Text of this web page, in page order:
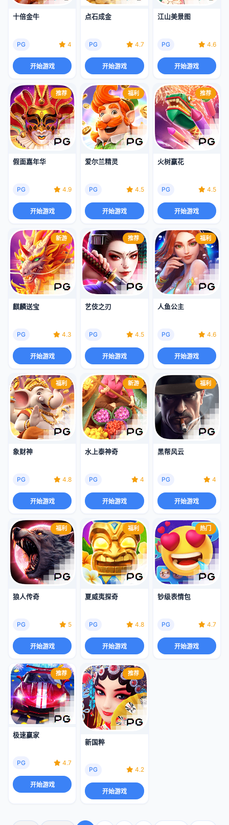
十倍金牛
PG 4
开始游戏
点石成金
PG 4.7
开始游戏
江山美景图
PG 4.6
开始游戏
推荐
假面嘉年华
PG 4.9
开始游戏
福利
爱尔兰精灵
PG 4.5
开始游戏
推荐
火树赢花
PG 4.5
开始游戏
新游
麒麟送宝
PG 4.3
开始游戏
推荐
艺伎之刃
PG 4.5
开始游戏
福利
人鱼公主
PG 4.6
开始游戏
福利
象财神
PG 4.8
开始游戏
新游
水上泰神奇
PG 4
开始游戏
福利
黑帮风云
PG 4
开始游戏
福利
狼人传奇
PG 5
开始游戏
福利
夏威夷探奇
PG 4.8
开始游戏
热门
钞级表情包
PG 4.7
开始游戏
推荐
极速赢家
PG 4.7
开始游戏
推荐
新国粹
PG 4.2
开始游戏